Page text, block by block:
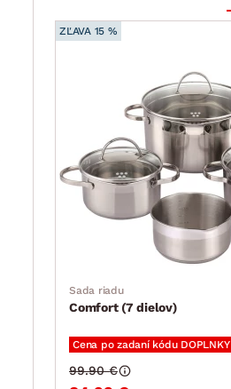
ZĽAVA 15 %
Sada riadu
Comfort (7 dielov)
Cena po zadaní kódu DOPLNKY
99.90 €